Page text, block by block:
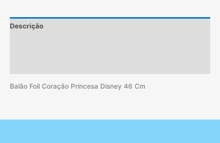
Descrição
Balão Foil Coração Princesa Disney 46 Cm